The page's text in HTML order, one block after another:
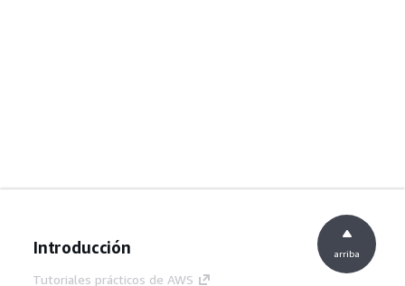
Introducción
Tutoriales prácticos de AWS
arriba